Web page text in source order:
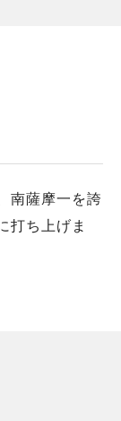
南薩摩一を誇
打ち上げま